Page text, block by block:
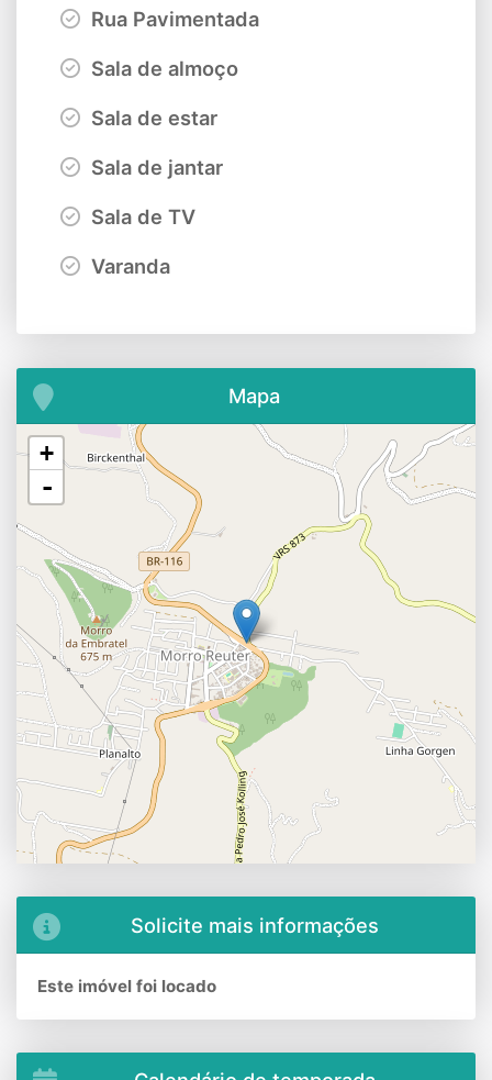
Rua Pavimentada
Sala de almoço
Sala de estar
Sala de jantar
Sala de TV
Varanda
Mapa
+
-
Solicite mais informações
Este imóvel foi locado